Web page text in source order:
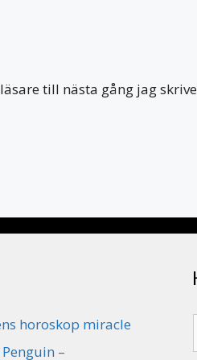
till nästa gång jag
horoskop miracle
–